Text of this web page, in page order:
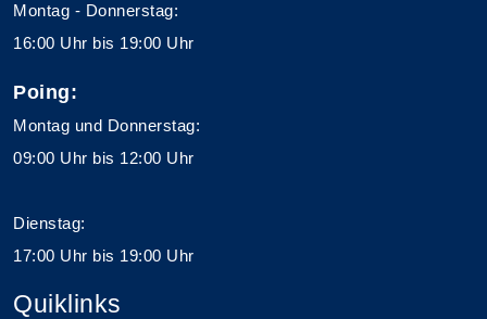
Montag - Donnerstag:
16:00 Uhr bis 19:00 Uhr
Poing:
Montag und Donnerstag:
09:00 Uhr bis 12:00 Uhr
Dienstag:
17:00 Uhr bis 19:00 Uhr
Quiklinks